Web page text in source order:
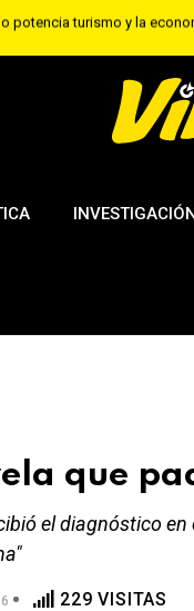
potencia turismo y la
universitaria III
que
el diagnóstico
229 VISITAS